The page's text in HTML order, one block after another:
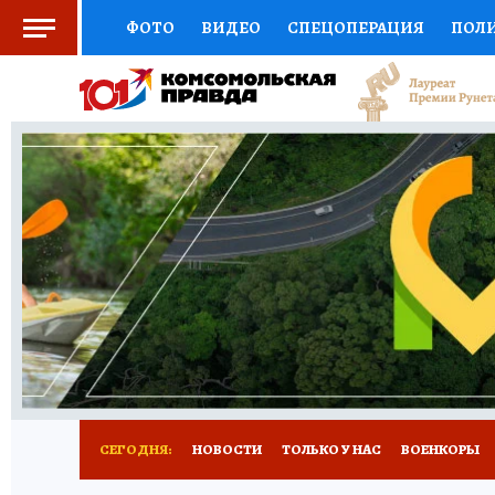
ФОТО ВИДЕО СПЕЦОПЕРАЦИЯ
СОЦПОДДЕРЖКА НАУКА СПОРТ
ВЫБОР ЭКСПЕРТОВ ДОКТОР
КНИЖНАЯ ПОЛКА ПРОГНОЗЫ НА СПОРТ
ПРЕСС-ЦЕНТР НЕДВИЖИМОСТЬ
РАДИО КП РЕКЛАМА ТЕСТЫ НОВОЕ
СЕГОДНЯ: НОВОСТИ ТОЛЬКО У НАС ВОЕНКОРЫ